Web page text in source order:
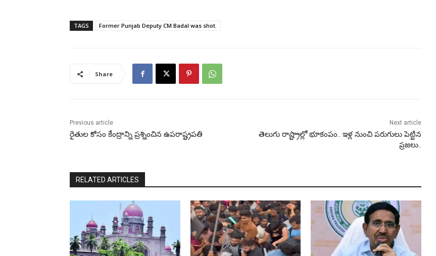
TAGS Former Punjab Deputy CM Badal was shot.
Share
Previous article
రైతుల కోసం కేంద్రాన్ని ప్రశ్నించిన ఉపరాష్ట్రపతి
Next article
తెలుగు రాష్ట్రాల్లో భూకంపం.. ఇళ్ల నుంచి పరుగులు పెట్టిన
ప్రజలు..
RELATED ARTICLES